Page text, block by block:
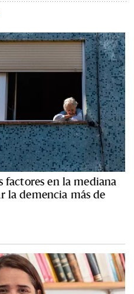
en la mediana
la demencia más de